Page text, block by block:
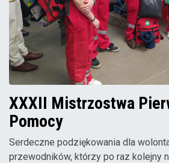
XXXII Mistrzostwa
Pomocy
Serdeczne podziękowania dla
przewodników, którzy po raz kolejny